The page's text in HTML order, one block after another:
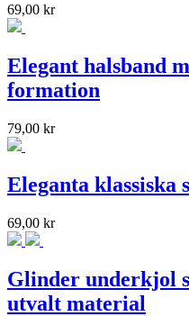
69,00 kr
Elegant halsband
formation
79,00 kr
Eleganta klassiska
69,00 kr
Glinder underkjol
utvalt material